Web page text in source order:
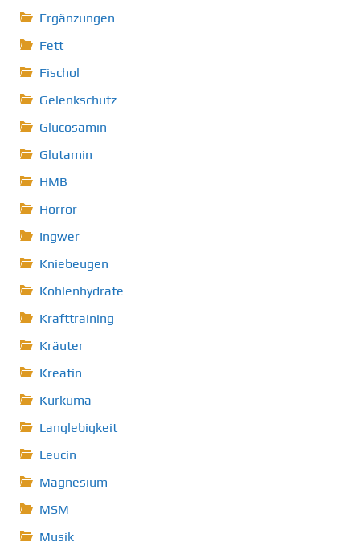
Ergänzungen
Fett
Fischol
Gelenkschutz
Glucosamin
Glutamin
HMB
Horror
Ingwer
Kniebeugen
Kohlenhydrate
Krafttraining
Kräuter
Kreatin
Kurkuma
Langlebigkeit
Leucin
Magnesium
MSM
Musik